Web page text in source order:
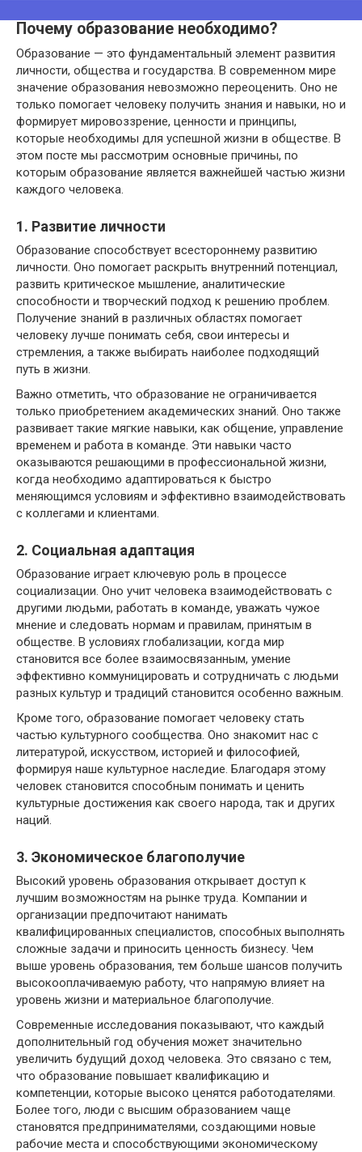
Почему образование необходимо?
Образование — это фундаментальный элемент развития
личности, общества и государства. В современном мире
значение образования невозможно переоценить. Оно не
только помогает человеку получить знания и навыки, но и
формирует мировоззрение, ценности и принципы,
которые необходимы для успешной жизни в обществе. В
этом посте мы рассмотрим основные причины, по
которым образование является важнейшей частью жизни
каждого человека.
1. Развитие личности
Образование способствует всестороннему развитию
личности. Оно помогает раскрыть внутренний потенциал,
развить критическое мышление, аналитические
способности и творческий подход к решению проблем.
Получение знаний в различных областях помогает
человеку лучше понимать себя, свои интересы и
стремления, а также выбирать наиболее подходящий
путь в жизни.
Важно отметить, что образование не ограничивается
только приобретением академических знаний. Оно также
развивает такие мягкие навыки, как общение, управление
временем и работа в команде. Эти навыки часто
оказываются решающими в профессиональной жизни,
когда необходимо адаптироваться к быстро
меняющимся условиям и эффективно взаимодействовать
с коллегами и клиентами.
2. Социальная адаптация
Образование играет ключевую роль в процессе
социализации. Оно учит человека взаимодействовать с
другими людьми, работать в команде, уважать чужое
мнение и следовать нормам и правилам, принятым в
обществе. В условиях глобализации, когда мир
становится все более взаимосвязанным, умение
эффективно коммуницировать и сотрудничать с людьми
разных культур и традиций становится особенно важным.
Кроме того, образование помогает человеку стать
частью культурного сообщества. Оно знакомит нас с
литературой, искусством, историей и философией,
формируя наше культурное наследие. Благодаря этому
человек становится способным понимать и ценить
культурные достижения как своего народа, так и других
наций.
3. Экономическое благополучие
Высокий уровень образования открывает доступ к
лучшим возможностям на рынке труда. Компании и
организации предпочитают нанимать
квалифицированных специалистов, способных выполнять
сложные задачи и приносить ценность бизнесу. Чем
выше уровень образования, тем больше шансов получить
высокооплачиваемую работу, что напрямую влияет на
уровень жизни и материальное благополучие.
Современные исследования показывают, что каждый
дополнительный год обучения может значительно
увеличить будущий доход человека. Это связано с тем,
что образование повышает квалификацию и
компетенции, которые высоко ценятся работодателями.
Более того, люди с высшим образованием чаще
становятся предпринимателями, создающими новые
рабочие места и способствующими экономическому